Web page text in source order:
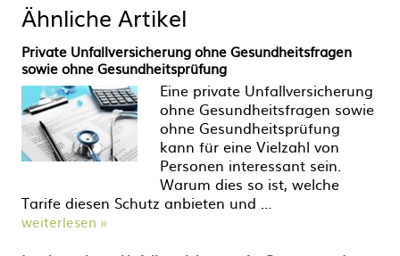
Ähnliche Artikel
Private Unfallversicherung ohne Gesundheitsfragen
sowie ohne Gesundheitsprüfung
Eine private Unfallversicherung
ohne Gesundheitsfragen sowie
ohne Gesundheitsprüfung
kann für eine Vielzahl von
Personen interessant sein.
Warum dies so ist, welche
Tarife diesen Schutz anbieten und …
weiterlesen »